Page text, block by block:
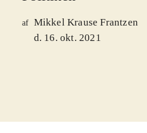
af Mikkel Krause Frantzen
d. 16. okt. 2021